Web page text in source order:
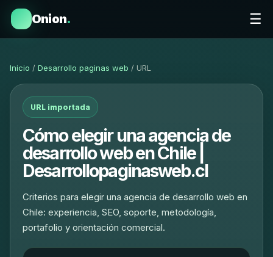
Onion. ☰
Inicio / Desarrollo paginas web / URL
URL importada
Cómo elegir una agencia de
desarrollo web en Chile |
Desarrollopaginasweb.cl
Criterios para elegir una agencia de desarrollo web en
Chile: experiencia, SEO, soporte, metodología,
portafolio y orientación comercial.